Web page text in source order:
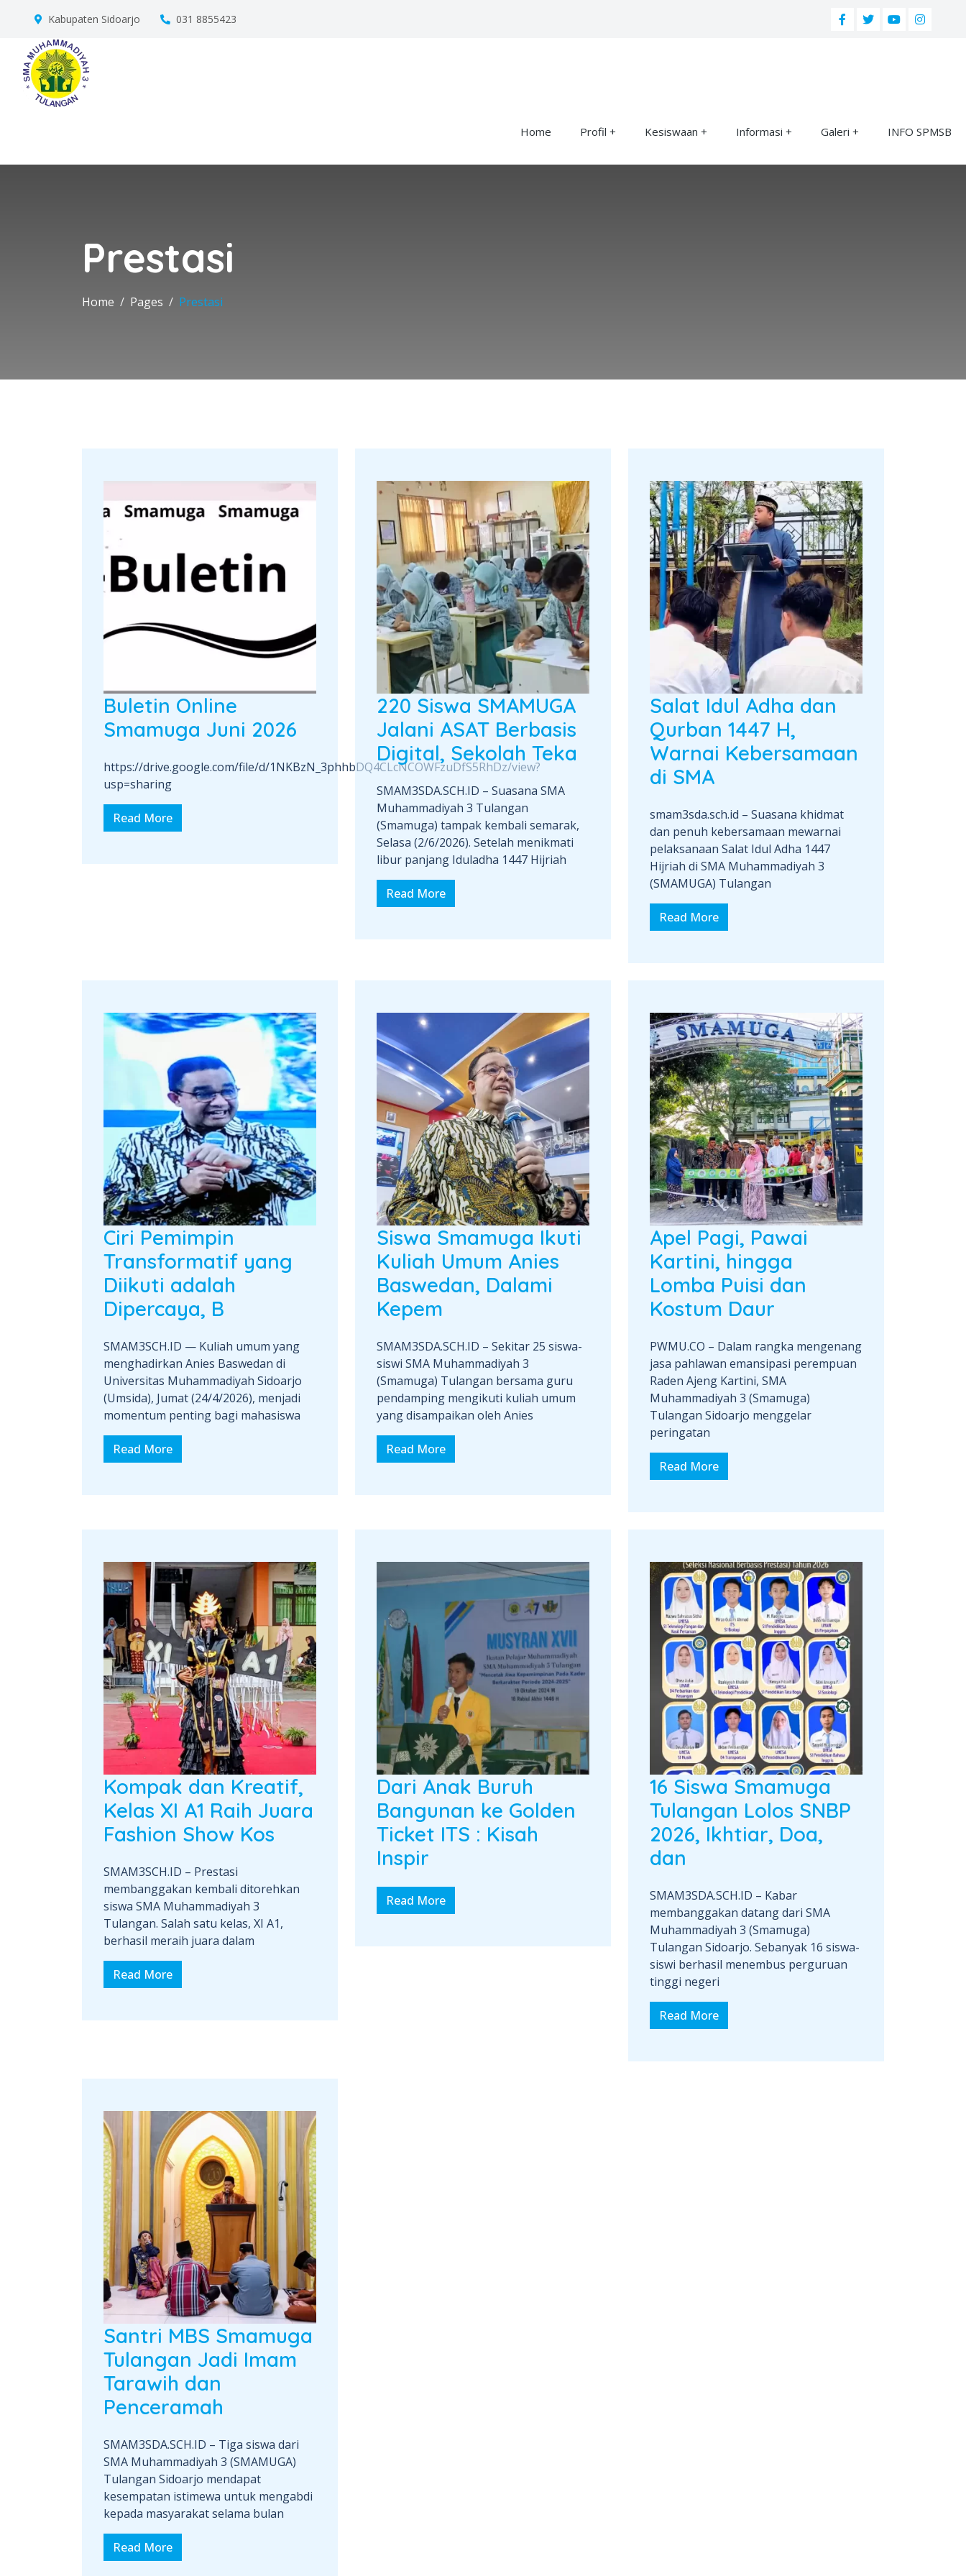
Kabupaten Sidoarjo 031 8855423
Home Profil Kesiswaan Informasi Galeri INFO SPMSB
Prestasi
Home Pages Prestasi
Buletin Online
Smamuga Juni 2026
https://drive.google.com/file/d/1NKBzN_3phhbDQ4CLcNCOWFzuDfS5RhDz/view?
usp=sharing
Read More
220 Siswa SMAMUGA
Jalani ASAT Berbasis
Digital, Sekolah Teka
SMAM3SDA.SCH.ID – Suasana SMA
Muhammadiyah 3 Tulangan
(Smamuga) tampak kembali semarak,
Selasa (2/6/2026). Setelah menikmati
libur panjang Iduladha 1447 Hijriah
Read More
Salat Idul Adha dan
Qurban 1447 H,
Warnai Kebersamaan
di SMA
smam3sda.sch.id – Suasana khidmat
dan penuh kebersamaan mewarnai
pelaksanaan Salat Idul Adha 1447
Hijriah di SMA Muhammadiyah 3
(SMAMUGA) Tulangan
Read More
Ciri Pemimpin
Transformatif yang
Diikuti adalah
Dipercaya, B
SMAM3SCH.ID — Kuliah umum yang
menghadirkan Anies Baswedan di
Universitas Muhammadiyah Sidoarjo
(Umsida), Jumat (24/4/2026), menjadi
momentum penting bagi mahasiswa
Read More
Siswa Smamuga Ikuti
Kuliah Umum Anies
Baswedan, Dalami
Kepem
SMAM3SDA.SCH.ID – Sekitar 25 siswa-
siswi SMA Muhammadiyah 3
(Smamuga) Tulangan bersama guru
pendamping mengikuti kuliah umum
yang disampaikan oleh Anies
Read More
Apel Pagi, Pawai
Kartini, hingga
Lomba Puisi dan
Kostum Daur
PWMU.CO – Dalam rangka mengenang
jasa pahlawan emansipasi perempuan
Raden Ajeng Kartini, SMA
Muhammadiyah 3 (Smamuga)
Tulangan Sidoarjo menggelar
peringatan
Read More
Kompak dan Kreatif,
Kelas XI A1 Raih Juara
Fashion Show Kos
SMAM3SCH.ID – Prestasi
membanggakan kembali ditorehkan
siswa SMA Muhammadiyah 3
Tulangan. Salah satu kelas, XI A1,
berhasil meraih juara dalam
Read More
Dari Anak Buruh
Bangunan ke Golden
Ticket ITS : Kisah
Inspir
Read More
16 Siswa Smamuga
Tulangan Lolos SNBP
2026, Ikhtiar, Doa,
dan
SMAM3SDA.SCH.ID – Kabar
membanggakan datang dari SMA
Muhammadiyah 3 (Smamuga)
Tulangan Sidoarjo. Sebanyak 16 siswa-
siswi berhasil menembus perguruan
tinggi negeri
Read More
Santri MBS Smamuga
Tulangan Jadi Imam
Tarawih dan
Penceramah
SMAM3SDA.SCH.ID – Tiga siswa dari
SMA Muhammadiyah 3 (SMAMUGA)
Tulangan Sidoarjo mendapat
kesempatan istimewa untuk mengabdi
kepada masyarakat selama bulan
Read More